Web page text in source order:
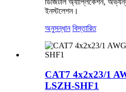
ইনস্টলেশন।
অনুসন্ধান বিস্তারিত
CAT7 4x2x23/1
LSZH-SHF1